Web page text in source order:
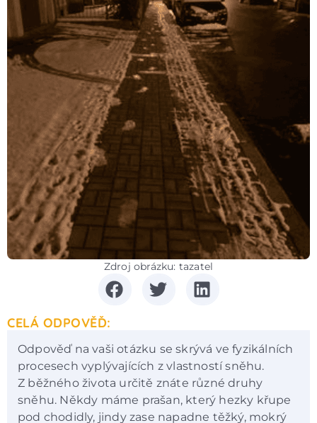
Zdroj obrázku: tazatel
CELÁ ODPOVĚĎ:
Odpověď na vaši otázku se skrývá ve fyzikálních
procesech vyplývajících z vlastností sněhu.
Z běžného života určitě znáte různé druhy
sněhu. Někdy máme prašan, který hezky křupe
pod chodidly, jindy zase napadne těžký, mokrý